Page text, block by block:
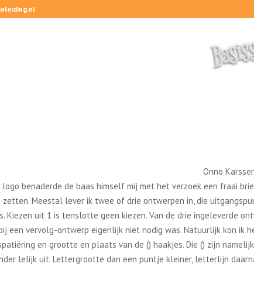
Onno
benaderde de baas himself mij met het verzoek een fraai
Meestal lever ik twee of drie ontwerpen in, die
Kiezen uit 1 is tenslotte geen kiezen. Van de drie ingeleverde
een vervolg-ontwerp eigenlijk niet nodig was. Natuurlijk kon ik
en grootte en plaats van de () haakjes. Die () zijn
lelijk uit. Lettergrootte dan een puntje kleiner, letterlijn